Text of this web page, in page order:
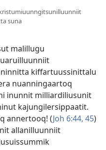
suna
malillugu
kiffartuussinittalu
nuanningaartoq
inunnit milliardiliusunit
kajungilersippaatit.
annertooq! (Joh 6:44, 45)
allanilluunniit